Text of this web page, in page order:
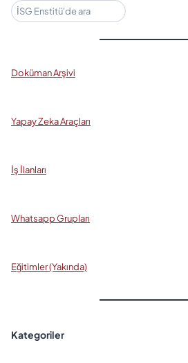
Ara
Doküman Arşivi
Yapay Zeka Araçları
İş İlanları
Whatsapp Grupları
Eğitimler (Yakında)
Kategoriler